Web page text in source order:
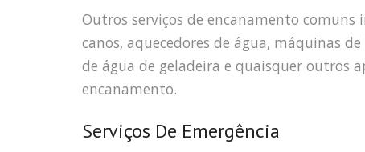
Outros serviços de encanamento
canos, aquecedores de água, máquinas
de água de geladeira e quaisquer outros
encanamento.
Serviços De Emergência